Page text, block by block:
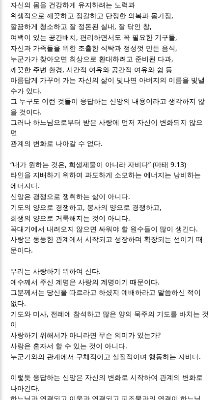
자신의 몸을 건강하게 유지하려는 노력과
위생적으로 깨끗하고 정갈하고 단정한 의복과 몸가짐 ,
깔끔하게 청소하고 잘 정돈된 실내 , 잘 닦인 창,
여백이 있는 공간배치 ,편리하면서도 꼭 필요한 기구들,
자신과 가족들을 위한 조촐한 식탁과 정성껏 만든 음식 ,
누군가가 찾아오면 최상으로 환대하려고 준비된 다과,
깨끗한 주변 환경 ,시간적 여유와 공간적 여유와 쉼 등
아름답게 가꾸어 가는 자신의 삶이 빛나면 아버지의 이름을 빛낼
수가 있다.
그 누구도 이런 것들이 응답하는 신앙의 내용이라고 생각하지 않
을 것이다.
그러나 하느님으로부터 받은 사랑에 먼저 자신이 변화되지 않으
면
관계의 변화로 나아갈 수 없다.
“내가 원하는 것은, 희생제물이 아니라 자비다” (마태9.13)
타인을 지배하기 위하여 과도하게 소모하는 에너지는 낭비하는
에너지다.
신앙은 경쟁으로 쟁취하는 삶이 아니다.
기도의 양으로 경쟁하고 , 봉사의 양으로 경쟁하고 ,
희생의 양으로 거룩해지는 것이 아니다.
꼭대기에서 내려오지 않으면 싸워야 할 원수들이 많이 생긴다.
사랑은 동등한 관계에서 시작되고 성장하며 확장되는 선이기 때
문이다.
우리는 사랑하기 위하여 산다.
예수께서 주신 계명은 사랑의 계명이기 때문이다.
그분께서는 당신을 따르라고 하셨지 예배하라고 말씀하신 적이
없다.
기도와 미사, 전례에 참석하고 많은 양의 묵주의 기도를 바치는 것
이
사랑하기 위해서가 아니라면 무슨 의미가 있는가?
사랑은 혼자서 할 수 있는 것이 아니다.
누군가와의 관계에서 구체적이고 실질적이며 행동하는 자비다.
이렇듯 응답하는 신앙은 자신의 변화로 시작하여 관계의 변화로
나아간다.